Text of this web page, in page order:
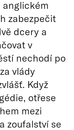
anglickém
zabezpečit
dcery a
v
nechodí po
vlády
Když
otřese
mezi
zoufalství se